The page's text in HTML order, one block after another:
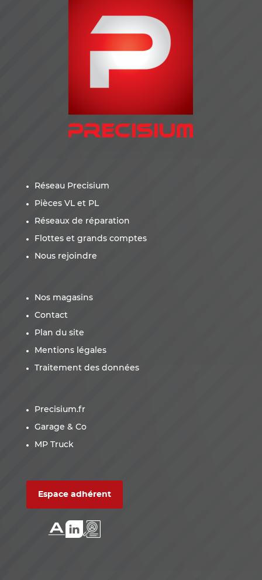
Réseau Precisium
Pièces VL et PL
Réseaux de réparation
Flottes et grands comptes
Nous rejoindre
Nos magasins
Contact
Plan du site
Mentions légales
Traitement des données
Precisium.fr
Garage & Co
MP Truck
Espace adhérent